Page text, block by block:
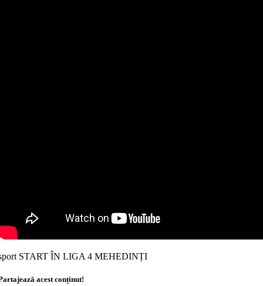
START ÎN LIGA 4 MEHEDINȚI
acest conținut!